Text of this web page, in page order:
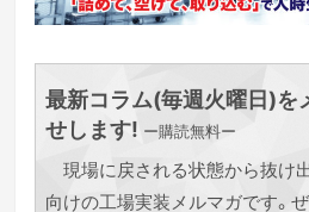
最新コラム(毎週火曜日)を
せします! ー購読無料ー
現場に戻される状態から抜け
向けの工場実装メルマガです。